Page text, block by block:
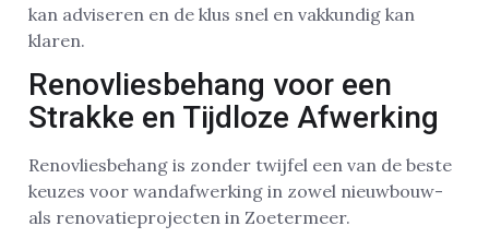
kan adviseren en de klus snel en vakkundig kan
klaren.
Renovliesbehang voor een
Strakke en Tijdloze Afwerking
Renovliesbehang is zonder twijfel een van de beste
keuzes voor wandafwerking in zowel nieuwbouw-
als renovatieprojecten in Zoetermeer.